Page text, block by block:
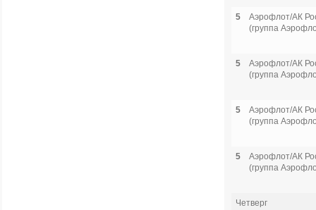
5
Аэрофлот/АК
(группа
5
Аэрофлот/АК
(группа
5
Аэрофлот/АК
(группа
5
Аэрофлот/АК
(группа
Четверг